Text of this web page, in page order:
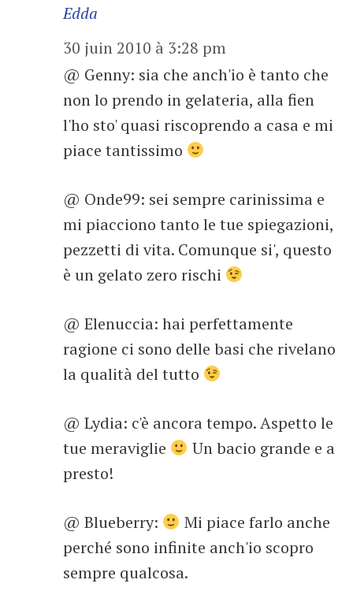
Edda
30 juin 2010 à 3:28 pm
@ Genny: sia che anch'io è tanto che
non lo prendo in gelateria, alla fien
l'ho sto' quasi riscoprendo a casa e mi
piace tantissimo
@ Onde99: sei sempre carinissima e
mi piacciono tanto le tue spiegazioni,
pezzetti di vita. Comunque si', questo
è un gelato zero rischi
@ Elenuccia: hai perfettamente
ragione ci sono delle basi che rivelano
la qualità del tutto
@ Lydia: c'è ancora tempo. Aspetto le
tue meraviglie
Un bacio grande e a
presto!
@ Blueberry:
Mi piace farlo anche
perché sono infinite anch'io scopro
sempre qualcosa.